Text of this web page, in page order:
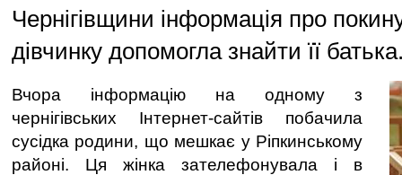
Чернігівщини інформація про
дівчинку допомогла знайти її
Вчора інформацію на одному з
чернігівських Інтернет-сайтів побачила
сусідка родини, що мешкає у Ріпкинському
районі. Ця жінка зателефонувала і в